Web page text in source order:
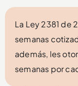
La Ley 2381 de
semanas
además, les
semanas por